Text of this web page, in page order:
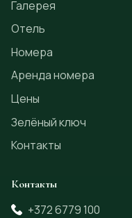
Галерея
Отель
Номера
Аренда номера
Цены
Зелёный ключ
Контакты
Контакты
+372 6779 100